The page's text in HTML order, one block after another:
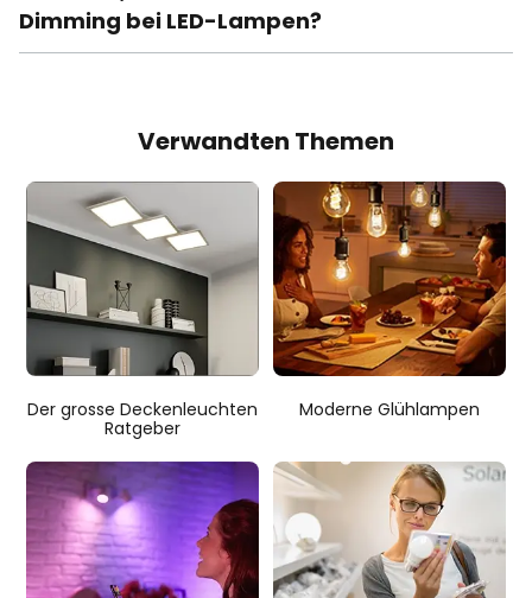
Dimming bei LED-Lampen?
Verwandten Themen
Der grosse Deckenleuchten
Ratgeber
Moderne Glühlampen